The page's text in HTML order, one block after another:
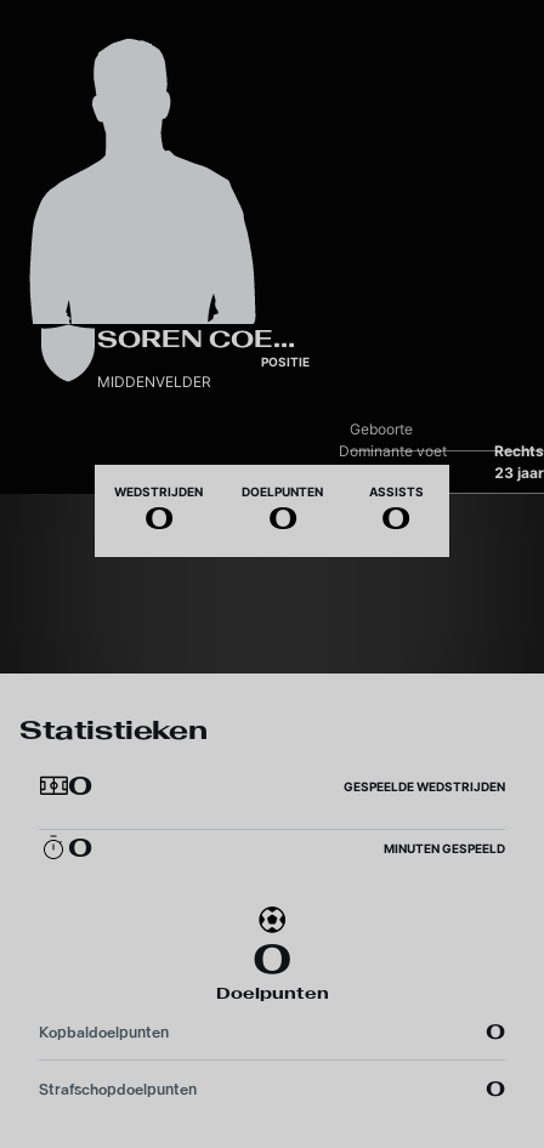
SOREN COENS
POSITIE
MIDDENVELDER
Dominante voet Rechts
Geboorte
23 jaar
WEDSTRIJDEN
0
DOELPUNTEN
0
ASSISTS
0
Statistieken
0
GESPEELDE WEDSTRIJDEN
0 MINUTEN GESPEELD
0
Doelpunten
Kopbaldoelpunten 0
Strafschopdoelpunten 0